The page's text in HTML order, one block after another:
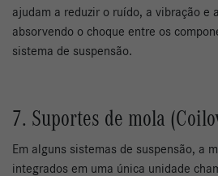
ajudam a reduzir o ruído, a vibração e
absorvendo o choque entre os
sistema de suspensão.
7. Suportes de mola
Em alguns sistemas de suspensão, a
integrados em uma única unidade